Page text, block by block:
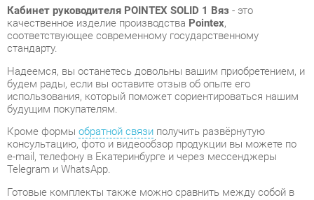
Надеемся, вы останетесь довольны вашим приобретением, и
будем рады, если вы оставите отзыв об опыте его
использования, который поможет сориентироваться нашим
будущим покупателям.
Кроме формы
получить развёрнутую
консультацию, фото и видеообзор продукции вы можете по
e-mail, телефону в Екатеринбурге и через мессенджеры
Telegram и WhatsApp.
нашем шоу-руме и купить Кабинет руководителя POINTEX
SOLID 1 Вяз, самостоятельно забрав его с нашего
центрального склада в г. Екатеринбург. Полный список
адресов и магазинов смотрите на странице